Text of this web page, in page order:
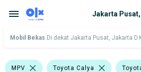
Jakarta
Mobil Bekas Di dekat Jakarta Pusat, Jakarta
MPV Toyota Calya